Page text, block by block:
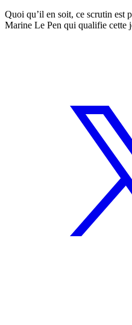
Quoi qu’il en soit, ce scrutin est
Marine Le Pen qui qualifie cette